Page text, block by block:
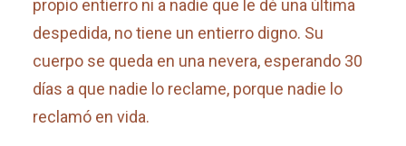
propio entierro ni a nadie que le dé una última
despedida, no tiene un entierro digno. Su
cuerpo se queda en una nevera, esperando 30
días a que nadie lo reclame, porque nadie lo
reclamó en vida.